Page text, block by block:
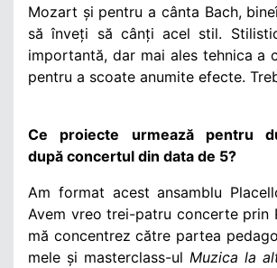
Mozart și pentru a cânta Bach,
să înveți să cânți acel stil.
importantă, dar mai ales tehnica a
pentru a scoate anumite efecte.
Ce proiecte urmează pentru
după concertul din data de 5?
Am format acest ansamblu
Avem vreo trei-patru concerte prin
mă concentrez către partea
mele și masterclass-ul Muzica la